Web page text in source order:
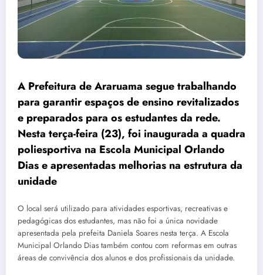
A Prefeitura de Araruama segue trabalhando
para garantir espaços de ensino revitalizados
e preparados para os estudantes da rede.
Nesta terça-feira (23), foi inaugurada a quadra
poliesportiva na Escola Municipal Orlando
Dias e apresentadas melhorias na estrutura da
unidade
O local será utilizado para atividades esportivas, recreativas e
pedagógicas dos estudantes, mas não foi a única novidade
apresentada pela prefeita Daniela Soares nesta terça. A Escola
Municipal Orlando Dias também contou com reformas em outras
áreas de convivência dos alunos e dos profissionais da unidade.